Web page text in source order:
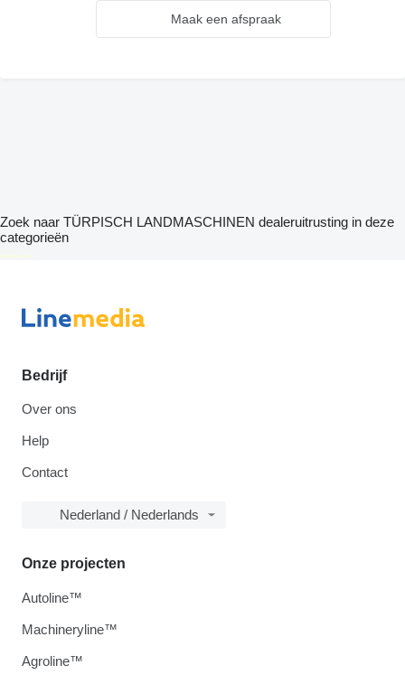
Maak een afspraak
Zoek naar TÜRPISCH LANDMASCHINEN dealeruitrusting in deze
categorieën
disallow-in-dsa
Bedrijf
Over ons
Help
Contact
Nederland / Nederlands
Onze projecten
Autoline™
Machineryline™
Agroline™